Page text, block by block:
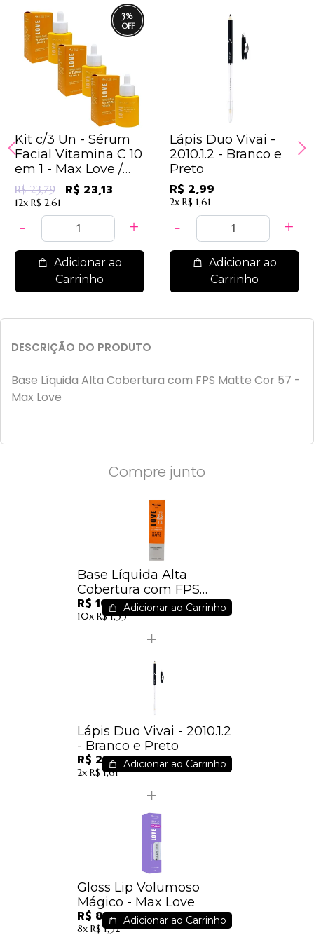
3%
Kit c/3 Un - Sérum
Facial Vitamina C 10
em 1 - Max Love /
7,93
R$ 23,79 R$ 23,13
12x R$ 2,61
Adicionar ao
Carrinho
Lápis Duo Vivai -
2010.1.2 - Branco e
Preto
R$ 2,99
2x R$ 1,61
Adicionar ao
Carrinho
DESCRIÇÃO DO PRODUTO
Base Líquida Alta Cobertura com FPS Matte Cor 57 -
Max Love
Compre junto
Base Líquida Alta
Cobertura com FPS
Matte Cor 57 - Max Love
R$ 10,29
10x R$ 1,33
Adicionar ao Carrinho
Lápis Duo Vivai - 2010.1.2
- Branco e Preto
R$ 2,99
2x R$ 1,61
Adicionar ao Carrinho
Gloss Lip Volumoso
Mágico - Max Love
R$ 8,50
8x R$ 1,32
Adicionar ao Carrinho